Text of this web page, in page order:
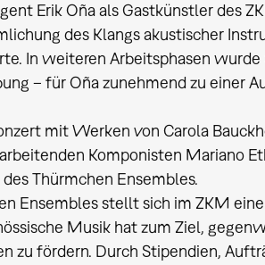
Erik Oña als Gastkünstler des
des Klangs akustischer
In weiteren Arbeitsphasen
– für Oña zunehmend zu einer
mit Werken von Carola
Komponisten Mariano
Thürmchen Ensembles.
Ensembles stellt sich im ZKM
Musik hat zum Ziel,
zu fördern. Durch Stipendien,